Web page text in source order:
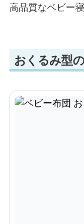
高品質なベビー寝
おくるみ型